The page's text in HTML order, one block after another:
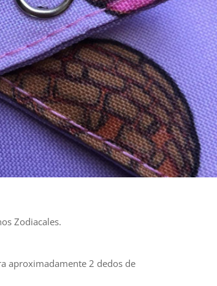
Zodiacales.
aproximadamente 2 dedos de